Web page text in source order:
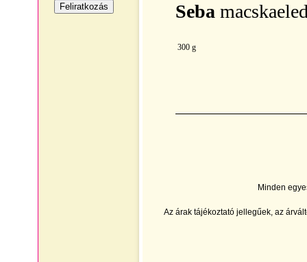
Seba
300 g
Minden
Az árak tájékoztató jellegűek, az